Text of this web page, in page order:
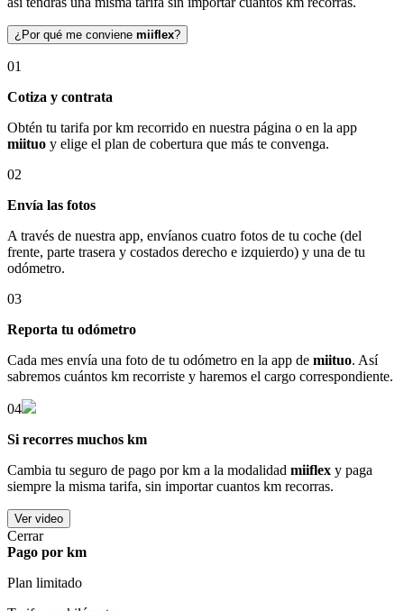
¿Por qué me conviene miiflex?
01
Cotiza y contrata
Obtén tu tarifa por km recorrido en nuestra página o en la app
miituo y elige el plan de cobertura que más te convenga.
02
Envía las fotos
A través de nuestra app, envíanos cuatro fotos de tu coche (del
frente, parte trasera y costados derecho e izquierdo) y una de tu
odómetro.
03
Reporta tu odómetro
Cada mes envía una foto de tu odómetro en la app de miituo. Así
sabremos cuántos km recorriste y haremos el cargo correspondiente.
04
Si recorres muchos km
Cambia tu seguro de pago por km a la modalidad miiflex y paga
siempre la misma tarifa, sin importar cuantos km recorras.
Ver video
Cerrar
Pago por km
Plan limitado